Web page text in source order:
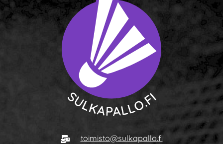
E-mailtoimisto@sulkapallo.fi